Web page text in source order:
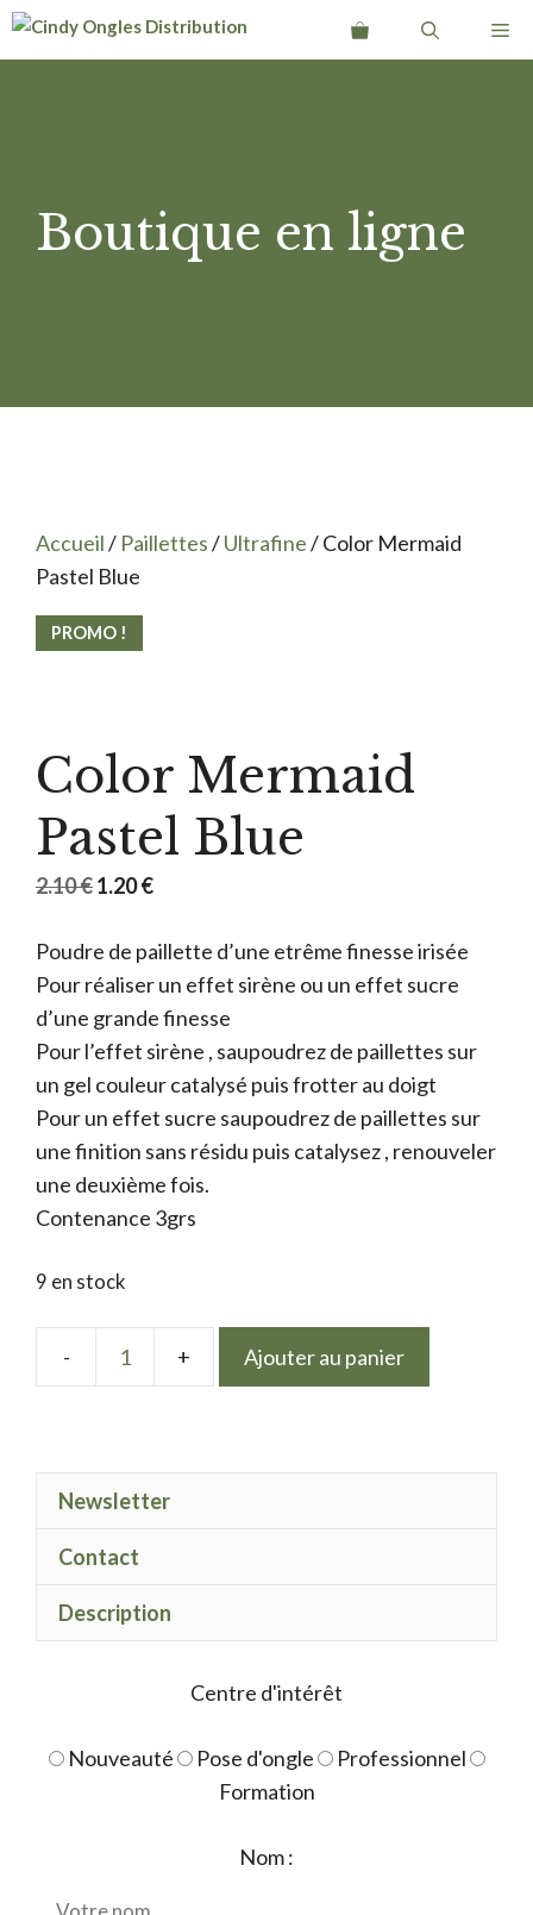
Aller
Boutique en ligne
Accueil/ Paillettes/Ultrafine/ Color Mermaid
Pastel Blue
PROMO !
Color Mermaid
Pastel Blue
2.10€Le
initial
était :
2.10 €.
1.20€Le
actuel
est :
1.20 €.
Poudre de paillette d’une etrême finesse irisée
Pour réaliser un effet sirène ou un effet sucre
d’une grande finesse
Pour l’effet sirène , saupoudrez de paillettes sur
un gel couleur catalysé puis frotter au doigt
Pour un effet sucre saupoudrez de paillettes sur
une finition sans résidu puis catalysez , renouveler
une deuxième fois.
Contenance 3grs
9 en stock
quantité
Mermaid
Ajouter au panier
Newsletter
Contact
Description
Centre d'intérêt
Nouveauté Pose d'ongle
Professionnel
Formation
Nom :